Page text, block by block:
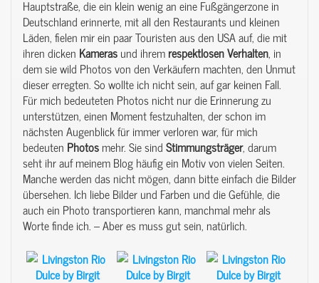
Hauptstraße, die ein klein wenig an eine Fußgängerzone in
Deutschland erinnerte, mit all den Restaurants und kleinen
Läden, fielen mir ein paar Touristen aus den USA auf, die mit
ihren dicken Kamerasund ihremrespektlosenVerhalten, in
dem sie wild Photos von den Verkäufern machten, den Unmut
dieser erregten. So wollte ich nicht sein, auf gar keinen Fall.
Für mich bedeuteten Photos nicht nur die Erinnerung zu
unterstützen, einen Moment festzuhalten, der schon im
nächsten Augenblick für immer verloren war, für mich
bedeuten Photosmehr. Sie sindStimmungsträger, darum
seht ihr auf meinem Blog häufig ein Motiv von vielen Seiten.
Manche werden das nicht mögen, dann bitte einfach die Bilder
übersehen. Ich liebe Bilder und Farben und die Gefühle, die
auch ein Photo transportieren kann, manchmal mehr als
Worte finde ich. – Aber es muss gut sein, natürlich.